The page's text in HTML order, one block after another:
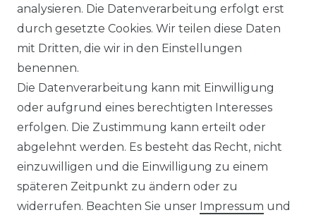
UNTERNEHMEN
ÜBER UNS
HERSTELLER
REFERENZEN
analysieren. Die Datenverarbeitung erfolgt erst
durch gesetzte Cookies. Wir teilen diese Daten
mit Dritten, die wir in den Einstellungen
benennen.
Die Datenverarbeitung kann mit Einwilligung
oder aufgrund eines berechtigten Interesses
erfolgen. Die Zustimmung kann erteilt oder
abgelehnt werden. Es besteht das Recht, nicht
einzuwilligen und die Einwilligung zu einem
späteren Zeitpunkt zu ändern oder zu
widerrufen. Beachten Sie unser Impressum und